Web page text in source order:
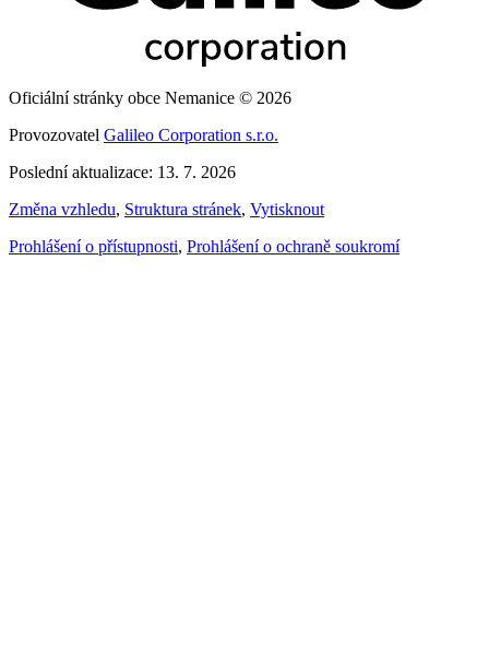
Oficiální stránky obce Nemanice © 2026
Provozovatel Galileo Corporation s.r.o.
Poslední aktualizace: 13. 7. 2026
Změna vzhledu, Struktura stránek, Vytisknout
Prohlášení o přístupnosti, Prohlášení o ochraně soukromí